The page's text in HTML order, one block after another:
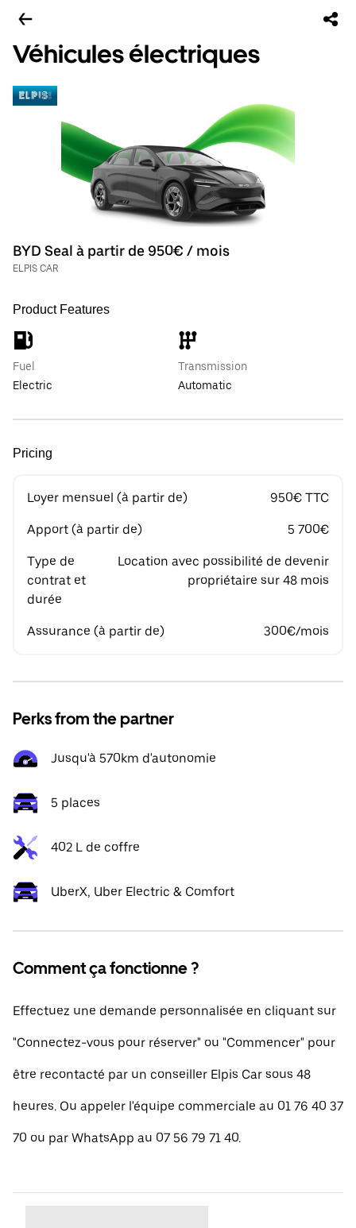
Véhicules électriques
BYD Seal à partir de 950€ / mois
ELPIS CAR
Product Features
Fuel
Electric
Transmission
Automatic
Pricing
Loyer mensuel (à partir de) 950€ TTC
Apport (à partir de) 5 700€
Type de
contrat et
durée
Location avec possibilité de devenir
propriétaire sur 48 mois
Assurance (à partir de) 300€/mois
Perks from the partner
Jusqu'à 570km d'autonomie
5 places
402 L de coffre
UberX, Uber Electric & Comfort
Comment ça fonctionne ?
Effectuez une demande personnalisée en cliquant sur
"Connectez-vous pour réserver" ou "Commencer" pour
être recontacté par un conseiller Elpis Car sous 48
heures. Ou appeler l'équipe commerciale au 01 76 40 37
70 ou par WhatsApp au 07 56 79 71 40.